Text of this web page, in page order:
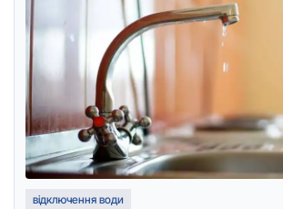
відключення води